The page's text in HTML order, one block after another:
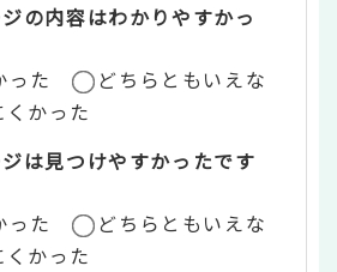
の内容はわかりやすかっ
った
どちらともいえな
かった
は見つけやすかったです
った
どちらともいえな
かった